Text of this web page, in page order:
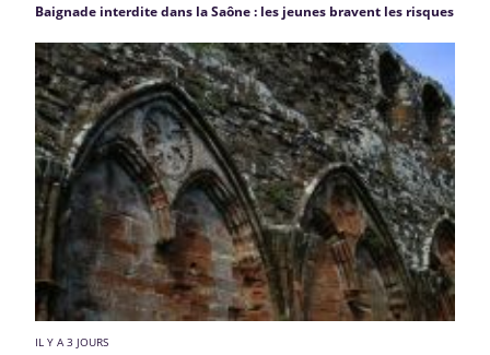
Baignade interdite dans la Saône : les jeunes bravent les risques
IL Y A 3 JOURS